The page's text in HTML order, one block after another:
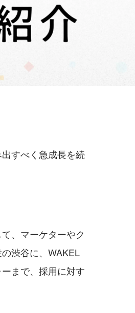
すべく急成長を続
、マーケターやク
渋谷に、WAKEL
まで、採用に対す